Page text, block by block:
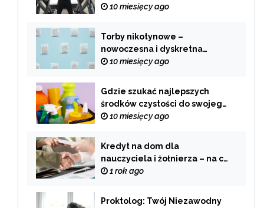
Twojego samochodu
10 miesięcy ago
Torby nikotynowe –
nowoczesna i dyskretna
alternatywa dla tradycyjnego
10 miesięcy ago
Gdzie szukać najlepszych
środków czystości do swojego
domu?
10 miesięcy ago
Kredyt na dom dla
nauczyciela i żołnierza – na co
zwrócić uwagę przy wyborze
1 rok ago
Proktolog: Twój Niezawodny